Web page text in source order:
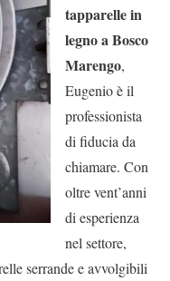
tapparelle in
legno a Bosco
Marengo,
Eugenio è il
professionista
di fiducia da
chiamare. Con
oltre vent’anni
di esperienza
nel settore,
serrande e avvolgibili